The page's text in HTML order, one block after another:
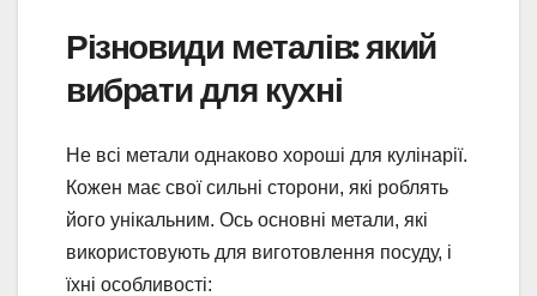
Різновиди металів: який
вибрати для кухні
Не всі метали однаково хороші для кулінарії.
Кожен має свої сильні сторони, які роблять
його унікальним. Ось основні метали, які
використовують для виготовлення посуду, і
їхні особливості: